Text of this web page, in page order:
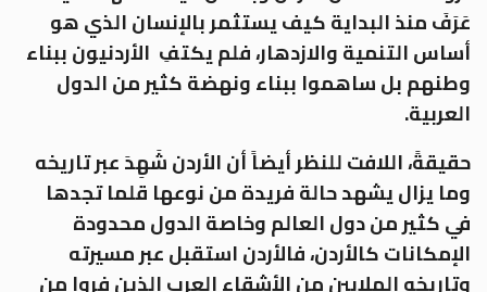
عَرَفَ منذ البداية كيف يستثمر بالإنسان الذي هو
أساس التنمية والازدهار، فلم يكتفِ الأردنيون ببناء
وطنهم بل ساهموا ببناء ونهضة كثير من الدول
العربية.
حقيقةً، اللافت للنظر أيضاً أن الأردن شَهِدَ عبر تاريخه
وما يزال يشهد حالة فريدة من نوعها قلما تجدها
في كثير من دول العالم وخاصة الدول محدودة
الإمكانات كالأردن، فالأردن استقبل عبر مسيرته
وتاريخه الملايين من الأشقاء العرب الذين فروا من